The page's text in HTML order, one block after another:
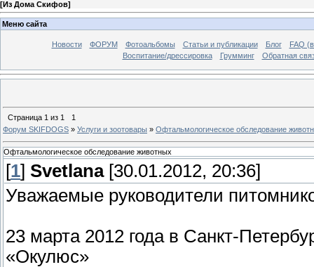
[Из Дома Скифов]
Меню сайта
Новости ФОРУМ Фотоальбомы Статьи и публикации Блог
FAQ
Воспитание/дрессировка
Грумминг Обратная
Страница 1 из 1
1
Форум SKIFDOGS » Услуги и зоотовары » Офтальмологическое обследование
Офтальмологическое обследование животных
[1] Svetlana[30.01.2012, 20:36]
Уважаемые руководители
23 марта 2012 года в Санкт-
«Окулюс»